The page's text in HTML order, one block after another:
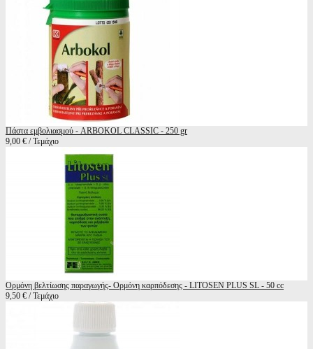
Πάστα εμβολιασμού - ARBOKOL CLASSIC - 250 gr
9,00 € / Τεμάχιο
Ορμόνη βελτίωσης παραγωγής- Ορμόνη καρπόδεσης - LITOSEN PLUS SL - 50 cc
9,50 € / Τεμάχιο